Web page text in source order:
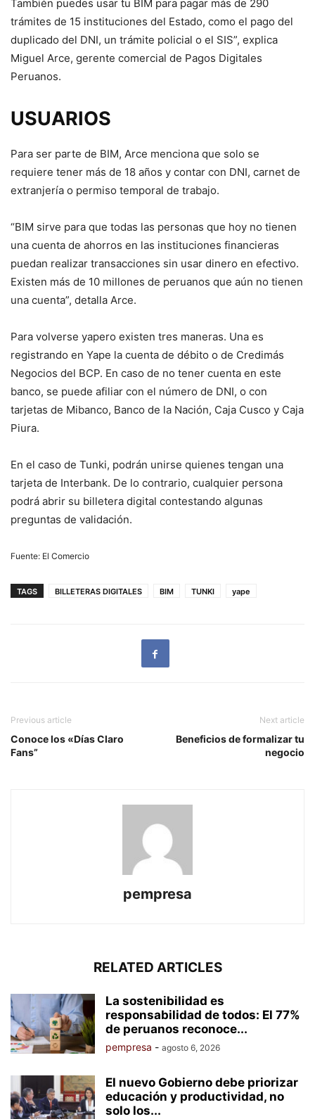
También puedes usar tu BIM para pagar más de 290
trámites de 15 instituciones del Estado, como el pago del
duplicado del DNI, un trámite policial o el SIS”, explica
Miguel Arce, gerente comercial de Pagos Digitales
Peruanos.
USUARIOS
Para ser parte de BIM, Arce menciona que solo se
requiere tener más de 18 años y contar con DNI, carnet de
extranjería o permiso temporal de trabajo.
“BIM sirve para que todas las personas que hoy no tienen
una cuenta de ahorros en las instituciones financieras
puedan realizar transacciones sin usar dinero en efectivo.
Existen más de 10 millones de peruanos que aún no tienen
una cuenta”, detalla Arce.
Para volverse yapero existen tres maneras. Una es
registrando en Yape la cuenta de débito o de Credimás
Negocios del BCP. En caso de no tener cuenta en este
banco, se puede afiliar con el número de DNI, o con
tarjetas de Mibanco, Banco de la Nación, Caja Cusco y Caja
Piura.
En el caso de Tunki, podrán unirse quienes tengan una
tarjeta de Interbank. De lo contrario, cualquier persona
podrá abrir su billetera digital contestando algunas
preguntas de validación.
Fuente: El Comercio
TAGS BILLETERAS DIGITALES BIM TUNKI yape
Previous article
Conoce los «Días Claro
Fans”
Next article
Beneficios de formalizar tu
negocio
pempresa
RELATED ARTICLES
La sostenibilidad es
responsabilidad de todos: El 77%
de peruanos reconoce...
pempresa - agosto 6, 2026
El nuevo Gobierno debe priorizar
educación y productividad, no
solo los...